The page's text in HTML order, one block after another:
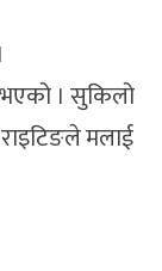
भएको । सुकिलो
मलाई